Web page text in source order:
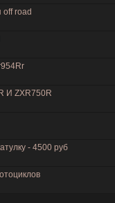
road
И ZXR750R
- 4500 руб